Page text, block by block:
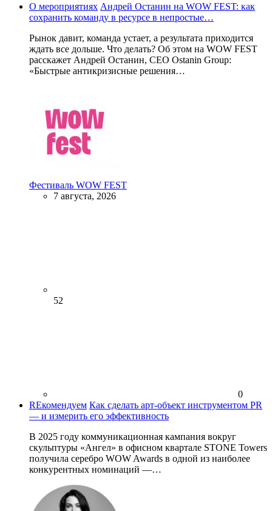
О мероприятиях Андрей Останин на WOW FEST: как
сохранить команду в ресурсе в непростые…
Рынок давит, команда устает, а результата приходится
ждать все дольше. Что делать? Об этом на WOW FEST
расскажет Андрей Останин, CEO Ostanin Group:
«Быстрые антикризисные решения…
Фестиваль WOW FEST
7 августа, 2026
52
0
REкомендуем Как сделать арт-объект инструментом PR
— и измерить его эффективность
В 2025 году коммуникационная кампания вокруг
скульптуры «Ангел» в офисном квартале STONE Towers
получила серебро WOW Awards в одной из наиболее
конкурентных номинаций —…